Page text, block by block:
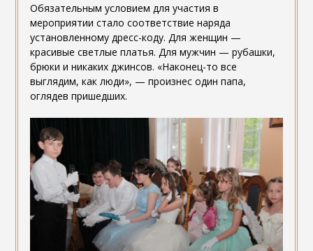
Обязательным условием для участия в
мероприятии стало соответствие наряда
установленному дресс-коду. Для женщин —
красивые светлые платья. Для мужчин — рубашки,
брюки и никаких джинсов. «Наконец-то все
выглядим, как люди», — произнес один папа,
оглядев пришедших.